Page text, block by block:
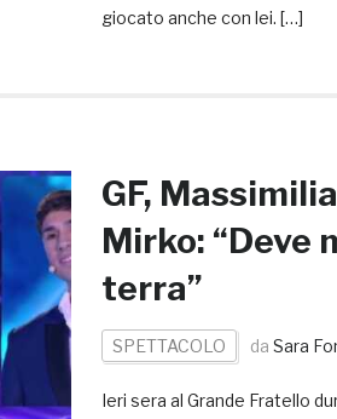
giocato anche con lei. […]
GF,
Mirko: “Deve
terra”
SPETTACOLO da Sara
Ieri sera al Grande Fratello